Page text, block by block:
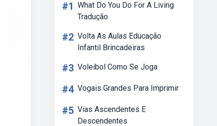
#1 What Do You Do For A Living
Tradução
#2 Volta As Aulas Educação
Infantil Brincadeiras
#3 Voleibol Como Se Joga
#4 Vogais Grandes Para Imprimir
#5 Vias Ascendentes E
Descendentes